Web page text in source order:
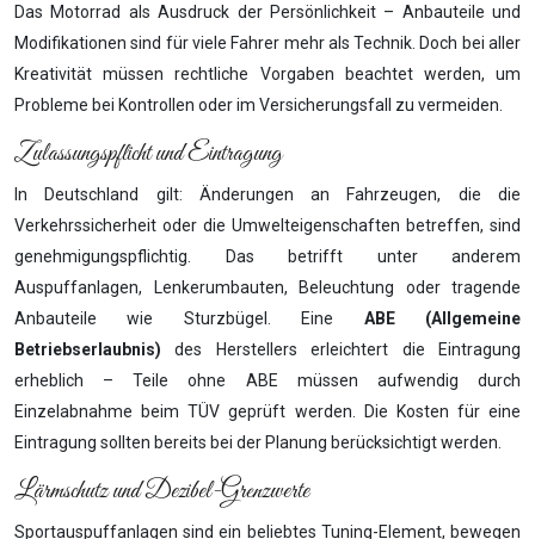
Das Motorrad als Ausdruck der Persönlichkeit – Anbauteile und
Modifikationen sind für viele Fahrer mehr als Technik. Doch bei aller
Kreativität müssen rechtliche Vorgaben beachtet werden, um
Probleme bei Kontrollen oder im Versicherungsfall zu vermeiden.
Zulassungspflicht und Eintragung
In Deutschland gilt: Änderungen an Fahrzeugen, die die
Verkehrssicherheit oder die Umwelteigenschaften betreffen, sind
genehmigungspflichtig. Das betrifft unter anderem
Auspuffanlagen, Lenkerumbauten, Beleuchtung oder tragende
Anbauteile wie Sturzbügel. Eine ABE (Allgemeine
Betriebserlaubnis) des Herstellers erleichtert die Eintragung
erheblich – Teile ohne ABE müssen aufwendig durch
Einzelabnahme beim TÜV geprüft werden. Die Kosten für eine
Eintragung sollten bereits bei der Planung berücksichtigt werden.
Lärmschutz und Dezibel-Grenzwerte
Sportauspuffanlagen sind ein beliebtes Tuning-Element, bewegen